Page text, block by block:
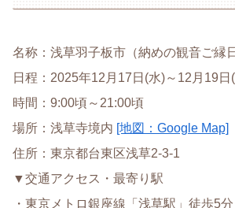
名称：浅草羽子板市（納めの観音ご縁日
日程：2025年12月17日(水)～12月19日
時間：9:00頃～21:00頃
場所：浅草寺境内 [地図：Google Map]
住所：東京都台東区浅草2-3-1
▼交通アクセス・最寄り駅
・東京メトロ銀座線「浅草駅」徒歩5分